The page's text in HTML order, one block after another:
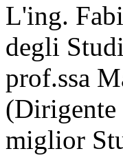
L'ing.
degli
prof.ssa
miglior